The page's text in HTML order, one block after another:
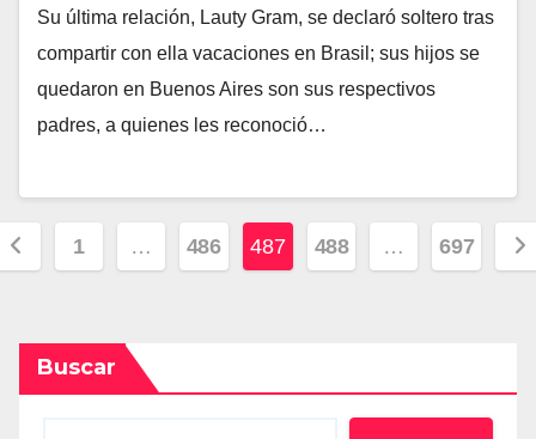
Su última relación, Lauty Gram, se declaró soltero tras
compartir con ella vacaciones en Brasil; sus hijos se
quedaron en Buenos Aires son sus respectivos
padres, a quienes les reconoció…
1 … 486 487 488 … 697
Buscar